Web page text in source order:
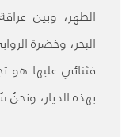
الطهر، وبين
البحر، وخضرة
فثنائي عليها هو
بهذه الديار،